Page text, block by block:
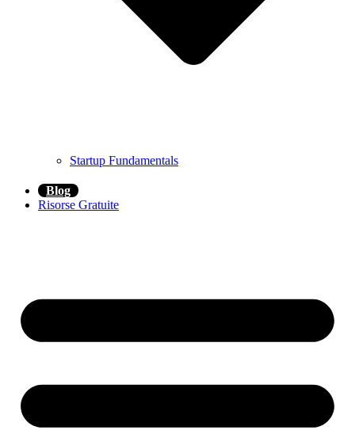
Startup Fundamentals
Blog
Risorse Gratuite